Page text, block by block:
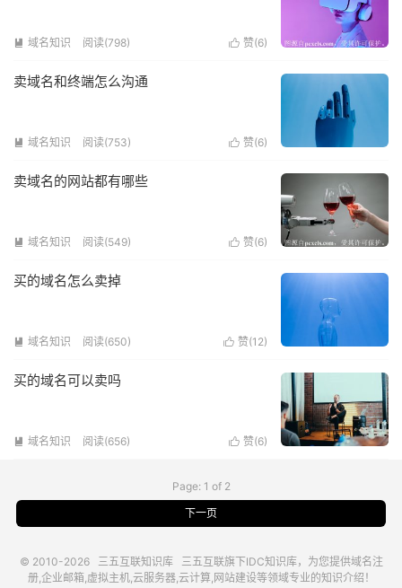
 域名知识 阅读(798)  赞(6)
卖域名和终端怎么沟通
 域名知识 阅读(753)  赞(6)
卖域名的网站都有哪些
 域名知识 阅读(549)  赞(6)
买的域名怎么卖掉
 域名知识 阅读(650)  赞(12)
买的域名可以卖吗
 域名知识 阅读(656)  赞(6)
Page: 1 of 2
下一页
© 2010-2026 三五互联知识库 三五互联旗下IDC知识库，为您提供域名注
册,企业邮箱,虚拟主机,云服务器,云计算,网站建设等领域专业的知识介绍！